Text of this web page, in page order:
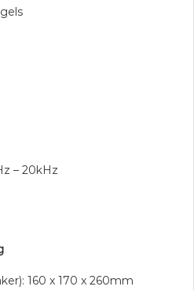
– 20kHz
160 x 170 x 260mm